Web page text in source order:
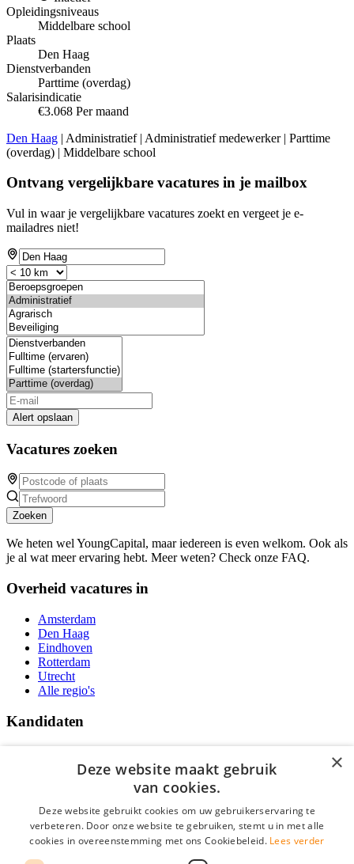
Opleidingsniveaus
Middelbare school
Plaats
Den Haag
Dienstverbanden
Parttime (overdag)
Salarisindicatie
€3.068 Per maand
Den Haag | Administratief | Administratief medewerker | Parttime
(overdag) | Middelbare school
Ontvang vergelijkbare vacatures in je mailbox
Vul in waar je vergelijkbare vacatures zoekt en vergeet je e-
mailadres niet!
Alert opslaan
Vacatures zoeken
Zoeken
We heten wel YoungCapital, maar iedereen is even welkom. Ook als
je al wat meer ervaring hebt. Meer weten? Check onze FAQ.
Overheid vacatures in
Amsterdam
Den Haag
Eindhoven
Rotterdam
Utrecht
Alle regio's
Kandidaten
Vacatures
Over Vacatures Overheid Online
YoungCapital IOS App
YoungCapital Android App
×
Deze website maakt gebruik
van cookies.
Deze website gebruikt cookies om uw gebruikerservaring te
verbeteren. Door onze website te gebruiken, stemt u in met alle
cookies in overeenstemming met ons Cookiebeleid. Lees verder